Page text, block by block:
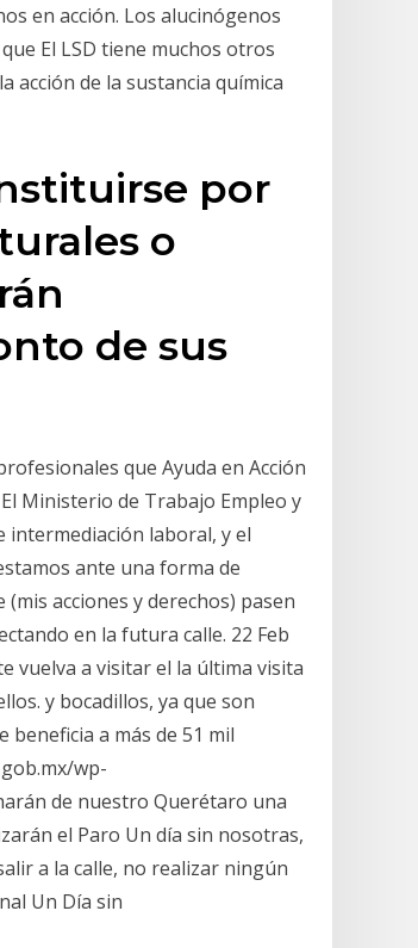
en acción. Los alucinógenos
El LSD tiene muchos otros
acción de la sustancia química
por
o
de sus
que Ayuda en Acción
Ministerio de Trabajo Empleo y
intermediación laboral, y el
ante una forma de
acciones y derechos) pasen
en la futura calle. 22 Feb
vuelva a visitar el la última visita
y bocadillos, ya que son
beneficia a más de 51 mil
wp-
de nuestro Querétaro una
el Paro Un día sin nosotras,
a la calle, no realizar ningún
Un Día sin